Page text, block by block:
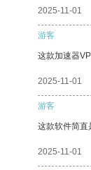
2025-11-01
游客
这款加速器
2025-11-01
游客
这款软件简直
2025-11-01